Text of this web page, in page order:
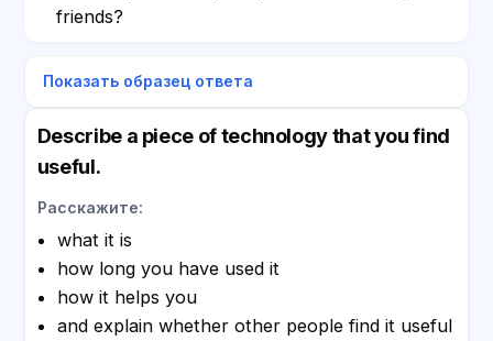
friends?
Показать образец ответа
Describe a piece of technology that you find
useful.
Расскажите:
what it is
how long you have used it
how it helps you
and explain whether other people find it useful